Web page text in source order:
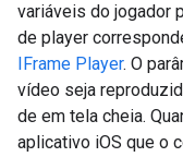
variáveis do jogador
de player
IFrame Player. O
vídeo seja
de em tela cheia.
aplicativo iOS que o